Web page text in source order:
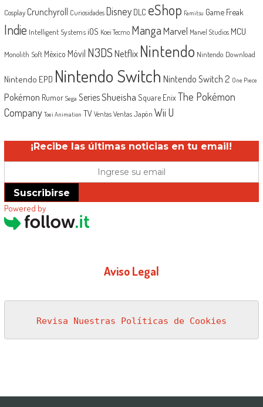
Cosplay Crunchyroll Curiosidades Disney DLC eShop Famitsu Game Freak
Indie Intelligent Systems iOS Koei Tecmo MangaMarvel Marvel Studios MCU
Monolith Soft México Móvil N3DSNetflix Nintendo Nintendo Download
Nintendo EPD Nintendo Switch Nintendo Switch 2 One Piece
Pokémon Rumor Sega SeriesShueisha Square EnixThe Pokémon
Company Toei Animation TV Ventas Ventas Japón Wii U
¡Recibe las últimas noticias en tu email!
Suscribirse
Powered by
Aviso Legal
Revisa Nuestras Políticas de Cookies